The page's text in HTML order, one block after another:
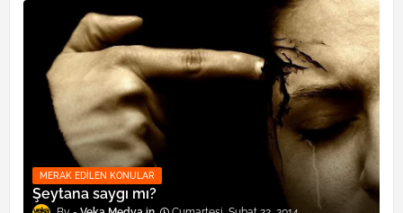
MERAK EDILEN KONULAR
Şeytana saygı mı?